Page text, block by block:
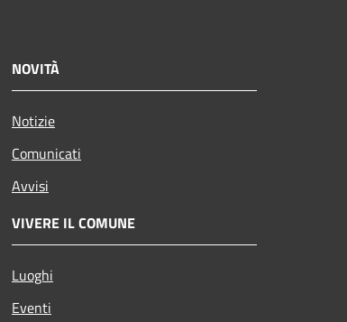
NOVITÀ
Notizie
Comunicati
Avvisi
VIVERE IL COMUNE
Luoghi
Eventi